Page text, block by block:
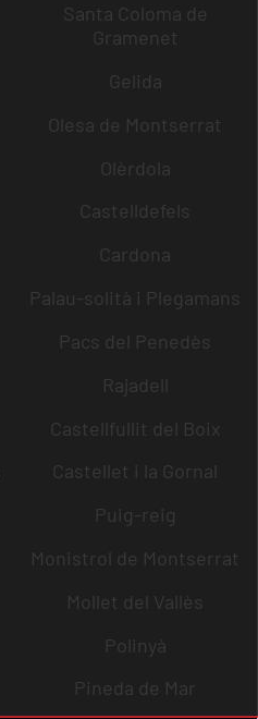
Santa Coloma de
Gramenet
Gelida
Olesa de Montserrat
Olèrdola
Castelldefels
Cardona
Palau-solità i Plegamans
Pacs del Penedès
Rajadell
Castellfullit del Boix
Castellet i la Gornal
Puig-reig
Monistrol de Montserrat
Mollet del Vallès
Polinyà
Pineda de Mar